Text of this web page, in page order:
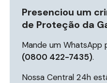
Presenciou um
de Proteção da
Mande um WhatsApp
(0800 422-7435).
Nossa Central 24h